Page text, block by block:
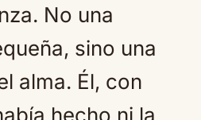
No una
sino una
alma. Él, con
hecho ni la